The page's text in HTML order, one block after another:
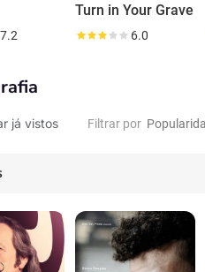
7.2
Turn in Your Grave
6.0
já vistos Filtrar por